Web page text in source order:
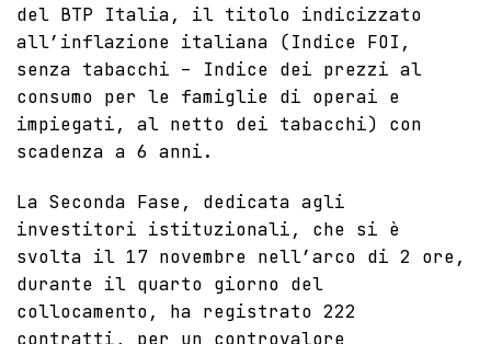
del BTP Italia, il titolo indicizzato
all’inflazione italiana (Indice FOI,
senza tabacchi – Indice dei prezzi al
consumo per le famiglie di operai e
impiegati, al netto dei tabacchi) con
scadenza a 6 anni.
La Seconda Fase, dedicata agli
investitori istituzionali, che si è
svolta il 17 novembre nell’arco di 2 ore,
durante il quarto giorno del
collocamento, ha registrato 222
contratti, per un controvalore